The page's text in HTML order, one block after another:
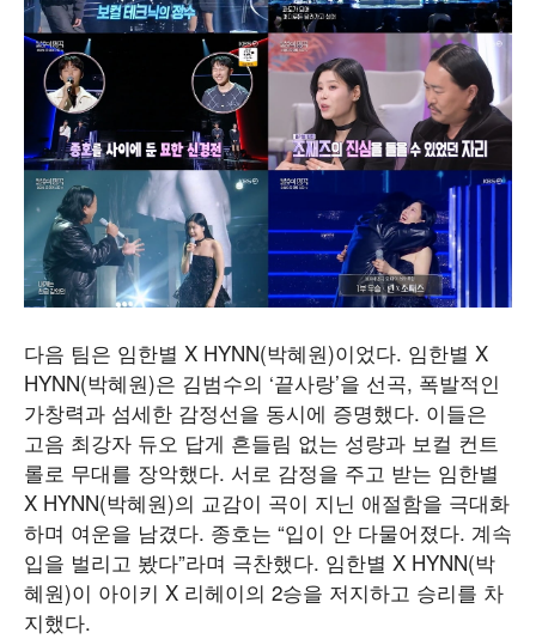
다음 팀은 임한별 X HYNN(박혜원)이었다. 임한별 X
HYNN(박혜원)은 김범수의 ‘끝사랑’을 선곡, 폭발적인
가창력과 섬세한 감정선을 동시에 증명했다. 이들은
고음 최강자 듀오 답게 흔들림 없는 성량과 보컬 컨트
롤로 무대를 장악했다. 서로 감정을 주고 받는 임한별
X HYNN(박혜원)의 교감이 곡이 지닌 애절함을 극대화
하며 여운을 남겼다. 종호는 “입이 안 다물어졌다. 계속
입을 벌리고 봤다”라며 극찬했다. 임한별 X HYNN(박
혜원)이 아이키 X 리헤이의 2승을 저지하고 승리를 차
지했다.